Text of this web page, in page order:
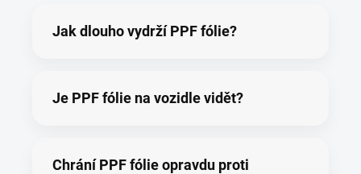
Jak dlouho vydrží PPF fólie?
Je PPF fólie na vozidle vidět?
Chrání PPF fólie opravdu proti